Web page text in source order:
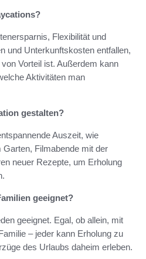
Flexibilität und
und Unterkunftskosten entfallen,
Vorteil ist. Außerdem kann
Aktivitäten man
gestalten?
Auszeit, wie
Filmabende mit der
neuer Rezepte, um Erholung
geeignet?
geeignet. Egal, ob allein, mit
– jeder kann Erholung zu
des Urlaubs daheim erleben.